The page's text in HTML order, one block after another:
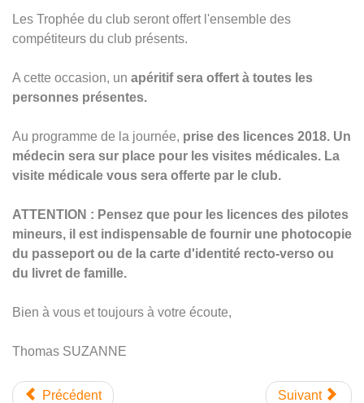
Les Trophée du club seront offert l'ensemble des
compétiteurs du club présents.
A cette occasion, un apéritif sera offert à toutes les
personnes présentes.
Au programme de la journée, prise des licences 2018. Un
médecin sera sur place pour les visites médicales. La
visite médicale vous sera offerte par le club.
ATTENTION : Pensez que pour les licences des pilotes
mineurs, il est indispensable de fournir une photocopie
du passeport ou de la carte d'identité recto-verso ou
du livret de famille.
Bien à vous et toujours à votre écoute,
Thomas SUZANNE
Précédent Suivant